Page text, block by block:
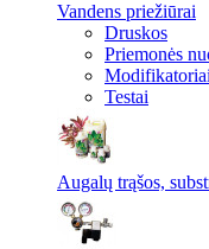
Vandens priežiūrai
Druskos
Priemonės
Testai
Augalų trąšos,